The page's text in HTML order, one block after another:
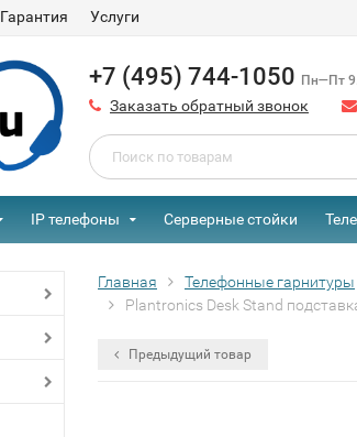
Гарантия Услуги
+7 (495) 744-1050 Пн—Пт
Заказать обратный звонок
IP телефоны Серверные стойки
Главная Телефонные гарнитуры
Plantronics Desk Stand
Предыдущий товар